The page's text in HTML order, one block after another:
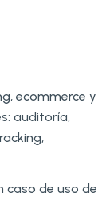
ecommerce y
auditoría,
caso de uso de